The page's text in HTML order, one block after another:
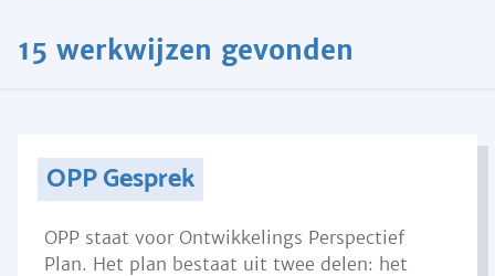
15 werkwijzen gevonden
OPP Gesprek
OPP staat voor Ontwikkelings Perspectief
Plan. Het plan bestaat uit twee delen: het